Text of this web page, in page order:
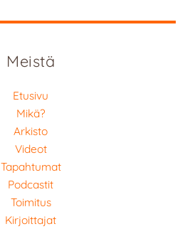
Meistä
Etusivu
Mikä?
Arkisto
Videot
Tapahtumat
Podcastit
Toimitus
Kirjoittajat